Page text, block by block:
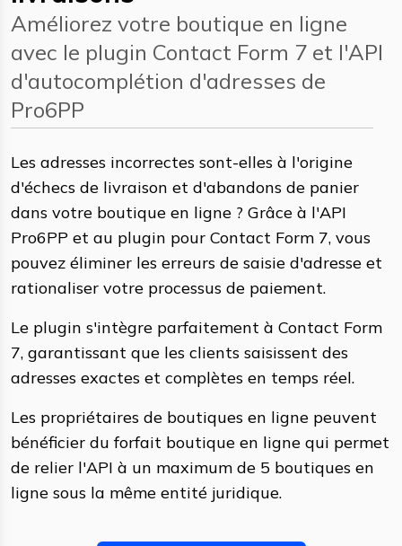
Améliorez votre boutique en ligne
avec le plugin Contact Form 7 et l'API
d'autocomplétion d'adresses de
Pro6PP
Les adresses incorrectes sont-elles à l'origine
d'échecs de livraison et d'abandons de panier
dans votre boutique en ligne ? Grâce à l'API
Pro6PP et au plugin pour Contact Form 7, vous
pouvez éliminer les erreurs de saisie d'adresse et
rationaliser votre processus de paiement.
Le plugin s'intègre parfaitement à Contact Form
7, garantissant que les clients saisissent des
adresses exactes et complètes en temps réel.
Les propriétaires de boutiques en ligne peuvent
bénéficier du forfait boutique en ligne qui permet
de relier l'API à un maximum de 5 boutiques en
ligne sous la même entité juridique.